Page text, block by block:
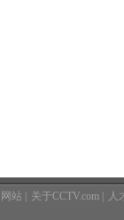
站 关于CCTV.com 人